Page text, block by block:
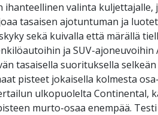
valinta
tasaisen ajotuntuman ja
sekä kuivalla että märällä
ja SUV-
tasaisella suorituksella
pisteet jokaisella kolmesta
ulkopuolelta
murto-osaa enempää.